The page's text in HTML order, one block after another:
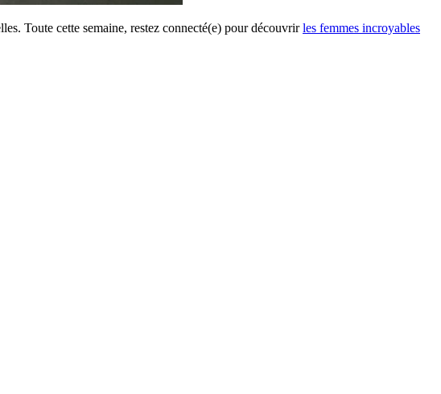
Toute cette semaine, restez connecté(e) pour découvrirles femmes incroyables